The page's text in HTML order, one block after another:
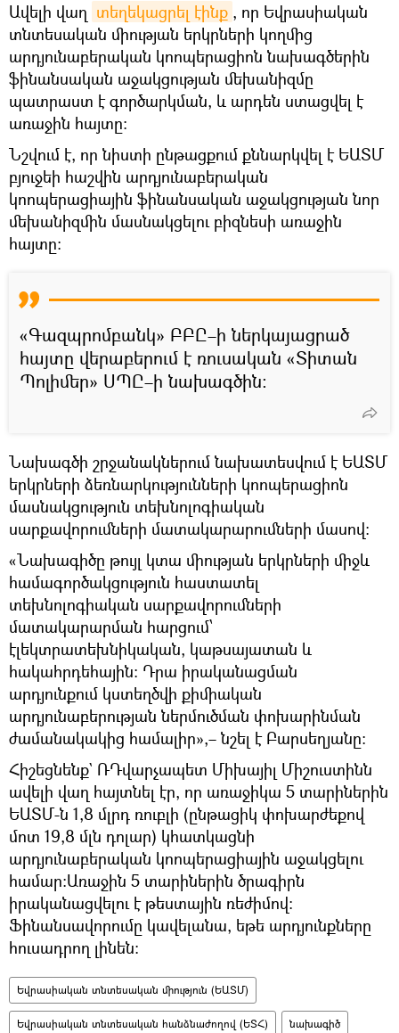
Ավելի վաղ տեղեկացրել էինք , որ Եվրասիական
տնտեսական միության երկրների կողմից
արդյունաբերական կոոպերացիոն նախագծերին
ֆինանսական աջակցության մեխանիզմը
պատրաստ է գործարկման, և արդեն ստացվել է
առաջին հայտը:
Նշվում է, որ նիստի ընթացքում քննարկվել է ԵԱՏՄ
բյուջեի հաշվին արդյունաբերական
կոոպերացիային ֆինանսական աջակցության նոր
մեխանիզմին մասնակցելու բիզնեսի առաջին
հայտը:
«Գազպրոմբանկ» ԲԲԸ–ի ներկայացրած
հայտը վերաբերում է ռուսական «Տիտան
Պոլիմեր» ՍՊԸ–ի նախագծին:
Նախագծի շրջանակներում նախատեսվում է ԵԱՏՄ
երկրների ձեռնարկությունների կոոպերացիոն
մասնակցություն տեխնոլոգիական
սարքավորումների մատակարարումների մասով:
«Նախագիծը թույլ կտա միության երկրների միջև
համագործակցություն հաստատել
տեխնոլոգիական սարքավորումների
մատակարարման հարցում՝
էլեկտրատեխնիկական, կաթսայատան և
հակահրդեհային։ Դրա իրականացման
արդյունքում կստեղծվի քիմիական
արդյունաբերության ներմուծման փոխարինման
ժամանակակից համալիր»,– նշել է Բարսեղյանը։
Հիշեցնենք` ՌԴվարչապետ Միխայիլ Միշուստինն
ավելի վաղ հայտնել էր, որ առաջիկա 5 տարիներին
ԵԱՏՄ-ն 1,8 մլրդ ռուբլի (ընթացիկ փոխարժեքով
մոտ 19,8 մլն դոլար) կհատկացնի
արդյունաբերական կոոպերացիային աջակցելու
համար:Առաջին 5 տարիներին ծրագիրն
իրականացվելու է թեստային ռեժիմով:
Ֆինանսավորումը կավելանա, եթե արդյունքները
հուսադրող լինեն:
Եվրասիական տնտեսական միություն (ԵԱՏՄ)
Եվրասիական տնտեսական հանձնաժողով (ԵՏՀ) նախագիծ